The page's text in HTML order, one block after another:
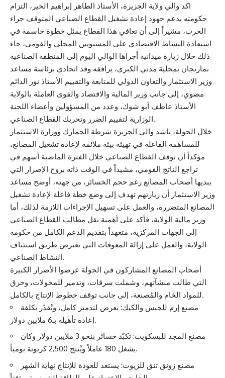
اكد والي ولاية الجزيرة، الأستاذ الطاهر إبراهيم الخير، التزام
حكومته بدعم جهود إعادة تشغيل القطاع الصناعي المتوقف جراء
الحرب، مشيراً إلى أن تعافي هذا القطاع يمثل خطوة حاسمة في
استعادة النشاط الاقتصادي على المستويين المحلي والقومي، جاء
ذلك خلال زيارة ميدانية أجراها الوالي اليوم إلى المنطقة الصناعية
بمارنجان بمحلية مدني الكبرى، يرافقه وفد اتحادي برئاسة مساعد
وزير الاستثمار والتعاون الدولي للمتابعة والتقييم الأستاذ نور الدائم
مضوي، إلى جانب وزير المالية والاقتصاد والقوى العاملة بالولاية
الأستاذ عاطف أبو شوك، وعدد من المسؤولين وأعضاء اللجنة
الوزارية لتقييم الضرر وتحريك القطاع الصناعي.
خلال الجولة، ناشد والي الجزيرة شرطة الجمارك ووزارة الاستثمار
للمساهمة الفاعلة في تهيئة بيئة ملائمة لإعادة تشغيل المصانع،
مؤكداً أن توقف القطاع الصناعي خلال الفترة الماضية أسهم في
تراجع الناتج القومي، مشيداً في الوقت ذاته بروح الإصرار التي
يبديها أصحاب المصانع رغم حجم الخسائر، من جهته، أوضح مساعد
وزير الاستثمار أن زيارتهم تهدف إلى وضع خطة فاعلة لإعادة تشغيل
المصانع المتضررة، والعمل على تسهيل الإجراءات اللازمة لذلك، أما
وزير مالية الولاية، فأكد على أهمية نقل مطالب القطاع الصناعي
إلى الجهات المركزية، متعهداً بتقديم الدعم الكامل من حكومة
الولاية، والعمل على إزالة المعوقات التي تعترض طريق استئناف
النشاط الصناعي.
أصحاب المصانع المشاركون في الجولة عرضوا الأضرار الكبيرة
التي طالت منشآتهم، وشملت سرقات، وتدمير للمحولات، وحرق
للمواد الخام والمُصنعة، إلى جانب توقف خطوط الإنتاج بالكامل.
مصنع إرم للجبس والكيك: تعرض لتدمير كامل، وتُقدّر تكلفة
إعادة تأهيله بـ6 ملايين دولار.
مصنع المجد للبسكويت: تكبّد خسائر بنحو 3 ملايين دولار وكان
يشغل 180 عاملاً ويُنتج 2,500 كرتونة يومياً.
مصنع زونق تنق للزيوت: يستعد للعودة للإنتاج نهاية الشهر